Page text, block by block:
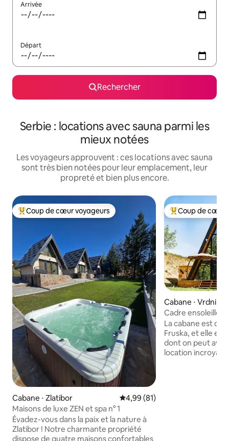
Arrivée
Départ
Rechercher
Serbie : locations avec sauna parmi les
mieux notées
Les voyageurs approuvent : ces locations avec sauna
sont très bien notées pour leur emplacement, leur
propreté et bien plus encore.
Coups de cœur voyageurs les plus appréciés
Coup de cœur voyageurs
Cabane ⋅ Zlatibor Évaluation moyenne sur la
4,99 (81)
Maisons de luxe ZEN et spa n° 1
Évadez-vous dans la paix et la nature à
Zlatibor ! Notre charmante propriété
dispose de quatre maisons confortables
Coups de cœur
Coup de cœur
Cabane ⋅ Vrdnik
Cadre ensoleillé
Fruska Gora
La cabane est
Fruska, et elle
dont on peut
location